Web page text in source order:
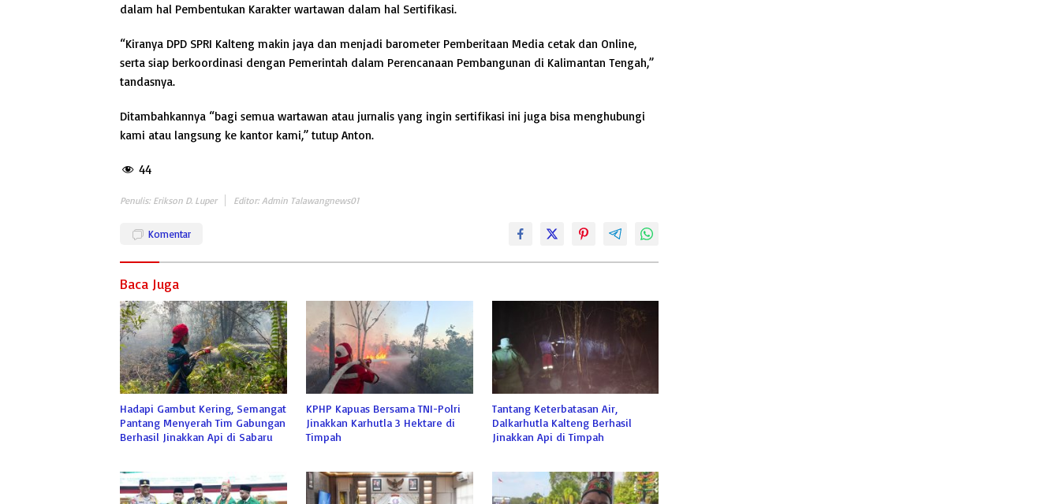
dalam hal Pembentukan Karakter wartawan dalam hal Sertifikasi.
“Kiranya DPD SPRI Kalteng makin jaya dan menjadi barometer Pemberitaan Media cetak dan Online,
serta siap berkoordinasi dengan Pemerintah dalam Perencanaan Pembangunan di Kalimantan Tengah,”
tandasnya.
Ditambahkannya “bagi semua wartawan atau jurnalis yang ingin sertifikasi ini juga bisa menghubungi
kami atau langsung ke kantor kami,” tutup Anton.
44
Penulis: Erikson D. Luper Editor: Admin Talawangnews01
Komentar
Baca Juga
Hadapi Gambut Kering, Semangat
Pantang Menyerah Tim Gabungan
Berhasil Jinakkan Api di Sabaru
KPHP Kapuas Bersama TNI-Polri
Jinakkan Karhutla 3 Hektare di
Timpah
Tantang Keterbatasan Air,
Dalkarhutla Kalteng Berhasil
Jinakkan Api di Timpah